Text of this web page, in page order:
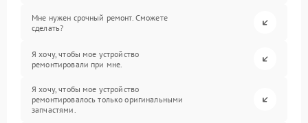
Мне нужен срочный ремонт. Сможете
сделать?
Я хочу, чтобы мое устройство
ремонтировали при мне.
Я хочу, чтобы мое устройство
ремонтировалось только оригинальными
запчастями.